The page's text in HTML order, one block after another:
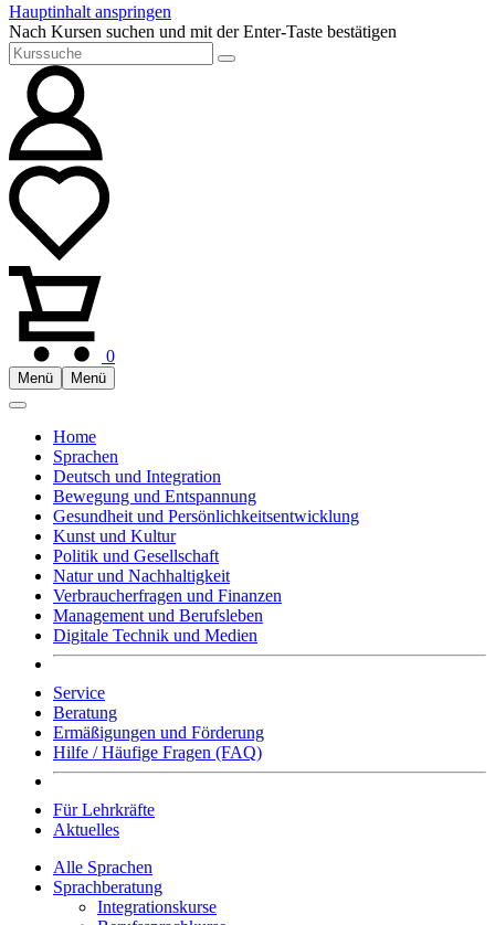
Hauptinhalt anspringen
Nach Kursen suchen und mit der Enter-Taste bestätigen
0
Menü Menü
Home
Sprachen
Deutsch und Integration
Bewegung und Entspannung
Gesundheit und Persönlichkeitsentwicklung
Kunst und Kultur
Politik und Gesellschaft
Natur und Nachhaltigkeit
Verbraucherfragen und Finanzen
Management und Berufsleben
Digitale Technik und Medien
Service
Beratung
Ermäßigungen und Förderung
Hilfe / Häufige Fragen (FAQ)
Für Lehrkräfte
Aktuelles
Alle Sprachen
Sprachberatung
Integrationskurse